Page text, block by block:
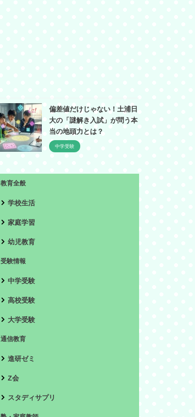
偏差値だけじゃない！土浦日
大の「謎解き入試」が問う本
当の地頭力とは？
中学受験
教育全般
学校生活
家庭学習
幼児教育
受験情報
中学受験
高校受験
大学受験
通信教育
進研ゼミ
Z会
スタディサプリ